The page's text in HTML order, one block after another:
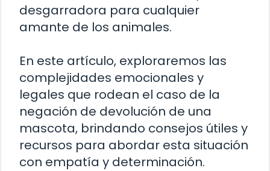
desgarradora para cualquier
amante de los animales.
En este artículo, exploraremos las
complejidades emocionales y
legales que rodean el caso de la
negación de devolución de una
mascota, brindando consejos útiles y
recursos para abordar esta situación
con empatía y determinación.